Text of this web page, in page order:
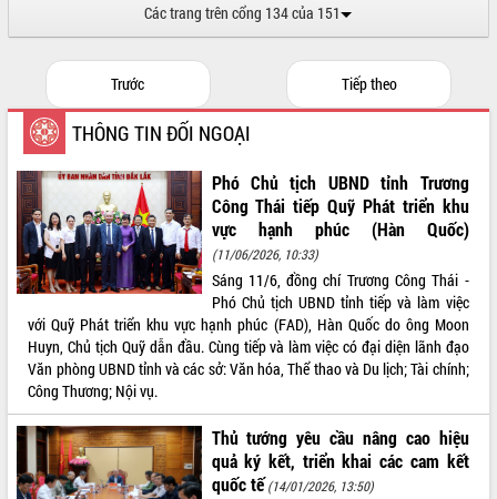
VIDEO
Các trang trên cổng 134 của 151
Trước Tiếp theo
THÔNG TIN ĐỐI NGOẠI
Phó Chủ tịch UBND tỉnh Trương
Công Thái tiếp Quỹ Phát triển khu
vực hạnh phúc (Hàn Quốc)
(11/06/2026, 10:33)
Sáng 11/6, đồng chí Trương Công Thái -
Phó Chủ tịch UBND tỉnh tiếp và làm việc
với Quỹ Phát triển khu vực hạnh phúc (FAD), Hàn Quốc do ông Moon
Huyn, Chủ tịch Quỹ dẫn đầu. Cùng tiếp và làm việc có đại diện lãnh đạo
Văn phòng UBND tỉnh và các sở: Văn hóa, Thể thao và Du lịch; Tài chính;
Công Thương; Nội vụ.
Thủ tướng yêu cầu nâng cao hiệu
quả ký kết, triển khai các cam kết
quốc tế (14/01/2026, 13:50)